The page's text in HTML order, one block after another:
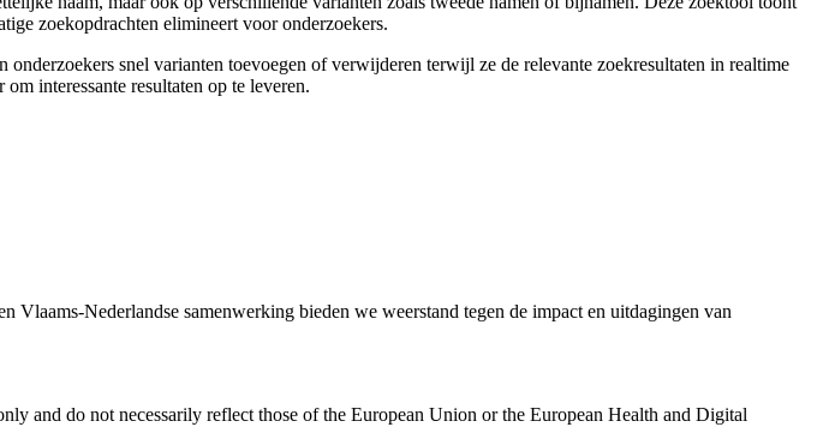
zoekopdrachten elimineert voor onderzoekers.
snel varianten toevoegen of verwijderen terwijl ze de relevante zoekresultaten in realtime
interessante resultaten op te leveren.
Nederlandse samenwerking bieden we weerstand tegen de impact en uitdagingen van
and do not necessarily reflect those of the European Union or the European Health and Digital